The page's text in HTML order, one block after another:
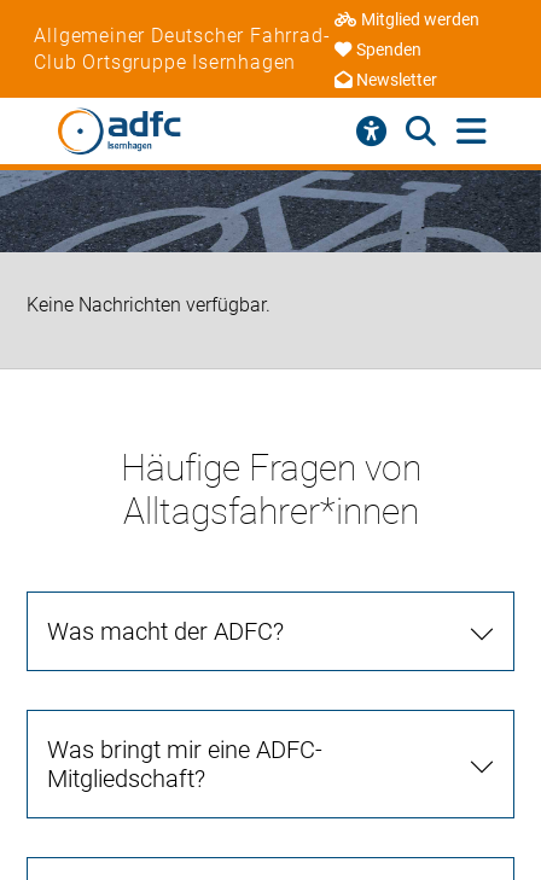
Allgemeiner Deutscher Fahrrad-
Club Ortsgruppe Isernhagen
Mitglied werden
Spenden
Newsletter
Keine Nachrichten verfügbar.
Häufige Fragen von
Alltagsfahrer*innen
Was macht der ADFC?
Was bringt mir eine ADFC-
Mitgliedschaft?